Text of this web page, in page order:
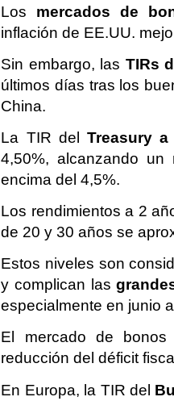
Los mercados de
inflación de EE.UU.
Sin embargo, las TIRs
últimos días tras los
China.
La TIR delTreasury
4,50%, alcanzando
encima del 4,5%.
Los rendimientos a 2
de 20 y 30 años se
Estos niveles son
y complican las
especialmente en junio
El mercado de
reducción del déficit
En Europa, la TIR del